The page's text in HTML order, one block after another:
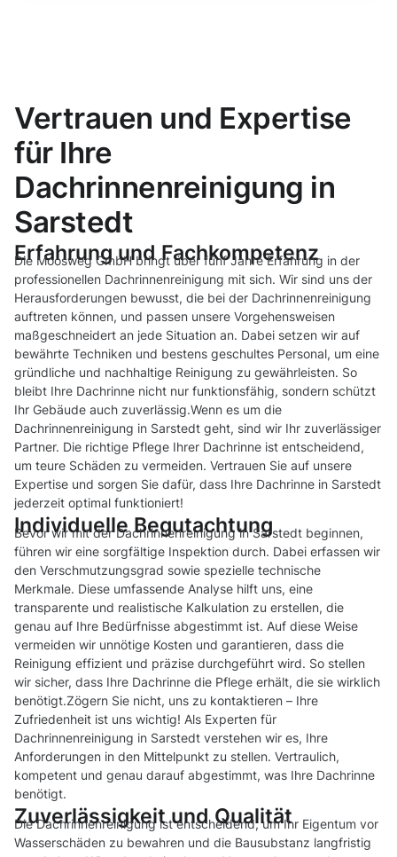
Vertrauen und Expertise
für Ihre
Dachrinnenreinigung in
Sarstedt
Erfahrung und Fachkompetenz
Die Moosweg GmbH bringt über fünf Jahre Erfahrung in der
professionellen Dachrinnenreinigung mit sich. Wir sind uns der
Herausforderungen bewusst, die bei der Dachrinnenreinigung
auftreten können, und passen unsere Vorgehensweisen
maßgeschneidert an jede Situation an. Dabei setzen wir auf
bewährte Techniken und bestens geschultes Personal, um eine
gründliche und nachhaltige Reinigung zu gewährleisten. So
bleibt Ihre Dachrinne nicht nur funktionsfähig, sondern schützt
Ihr Gebäude auch zuverlässig.Wenn es um die
Dachrinnenreinigung in Sarstedt geht, sind wir Ihr zuverlässiger
Partner. Die richtige Pflege Ihrer Dachrinne ist entscheidend,
um teure Schäden zu vermeiden. Vertrauen Sie auf unsere
Expertise und sorgen Sie dafür, dass Ihre Dachrinne in Sarstedt
jederzeit optimal funktioniert!
Individuelle Begutachtung
Bevor wir mit der Dachrinnenreinigung in Sarstedt beginnen,
führen wir eine sorgfältige Inspektion durch. Dabei erfassen wir
den Verschmutzungsgrad sowie spezielle technische
Merkmale. Diese umfassende Analyse hilft uns, eine
transparente und realistische Kalkulation zu erstellen, die
genau auf Ihre Bedürfnisse abgestimmt ist. Auf diese Weise
vermeiden wir unnötige Kosten und garantieren, dass die
Reinigung effizient und präzise durchgeführt wird. So stellen
wir sicher, dass Ihre Dachrinne die Pflege erhält, die sie wirklich
benötigt.Zögern Sie nicht, uns zu kontaktieren – Ihre
Zufriedenheit ist uns wichtig! Als Experten für
Dachrinnenreinigung in Sarstedt verstehen wir es, Ihre
Anforderungen in den Mittelpunkt zu stellen. Vertraulich,
kompetent und genau darauf abgestimmt, was Ihre Dachrinne
benötigt.
Zuverlässigkeit und Qualität
Die Dachrinnenreinigung ist entscheidend, um Ihr Eigentum vor
Wasserschäden zu bewahren und die Bausubstanz langfristig